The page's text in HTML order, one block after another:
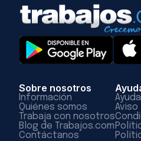
Sobre nosotros
Información
Quiénes somos
Trabaja con nosotros
Blog de Trabajos.com
Contáctanos
Ayuda
Aviso